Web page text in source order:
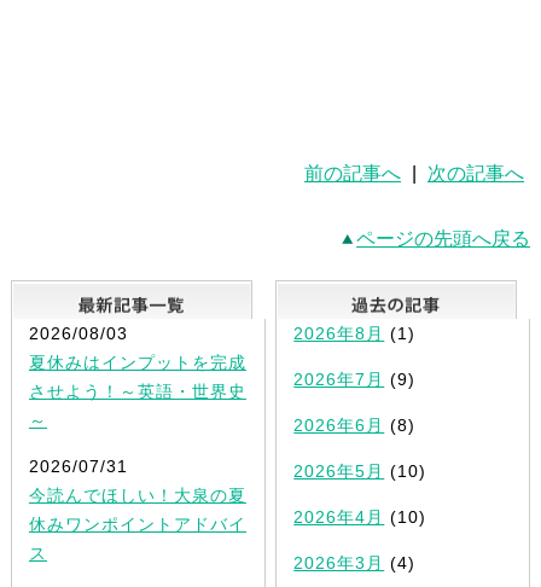
前の記事へ 次の記事へ
ページの先頭へ戻る
最新記事一覧
2026/08/03
夏休みはインプットを完成
させよう！～英語・世界史
～
2026/07/31
今読んでほしい！大泉の夏
休みワンポイントアドバイ
ス
2026年8月 (1)
2026年7月 (9)
2026年6月 (8)
2026年5月 (10)
2026年4月 (10)
2026年3月 (4)